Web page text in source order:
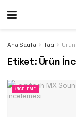
Ana Sayfa Tag
Etiket: Ürün
İNCELEME